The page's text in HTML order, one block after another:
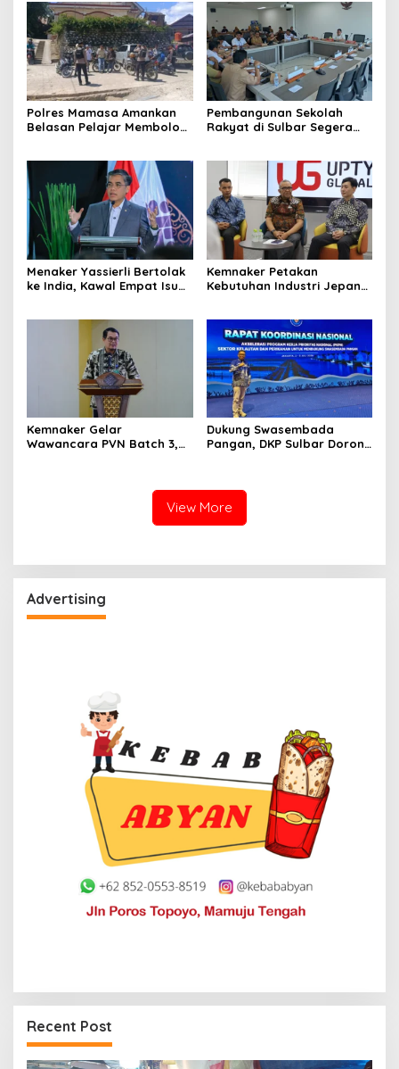
Polres Mamasa Amankan
Belasan Pelajar Membolos
ke Sekolah
Pembangunan Sekolah
Rakyat di Sulbar Segera
Menaker Yassierli Bertolak
ke India, Kawal Empat Isu
Kemnaker Petakan
Kebutuhan Industri Jepang,
Kemnaker Gelar
Wawancara PVN Batch 3,
Dukung Swasembada
Pangan, DKP Sulbar Dorong
2026
View More
Advertising
Recent Post